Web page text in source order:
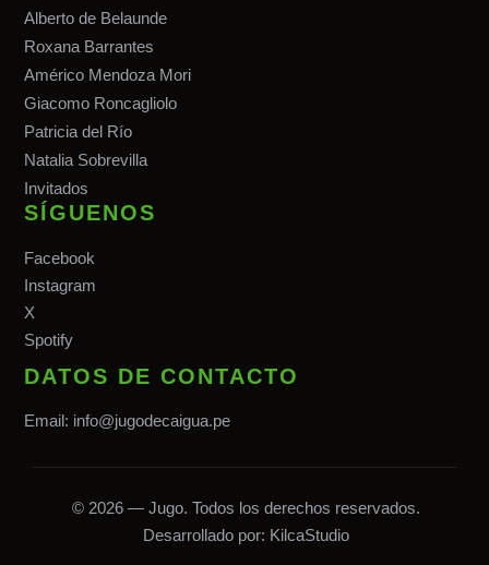
Alberto de Belaunde
Roxana Barrantes
Américo Mendoza Mori
Giacomo Roncagliolo
Patricia del Río
Natalia Sobrevilla
Invitados
SÍGUENOS
Facebook
Instagram
X
Spotify
DATOS DE CONTACTO
Email: info@jugodecaigua.pe
© 2026 — Jugo. Todos los derechos reservados.
Desarrollado por: KilcaStudio